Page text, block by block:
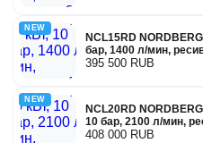
NEW
NCL15RD
бар, 1400 л/мин,
395 500 RUB
NEW
NCL20RD
10 бар, 2100 л/мин,
408 000 RUB